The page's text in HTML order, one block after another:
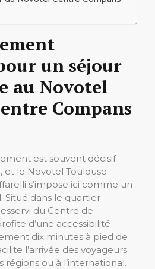
un séjour
au Novotel
Compans
est souvent décisif
et le Novotel Toulouse
s’impose ici comme un
Situé dans le quartier
du Centre de
d’une accessibilité
dix minutes à pied de
l’arrivée des voyageurs
ou à l’international.